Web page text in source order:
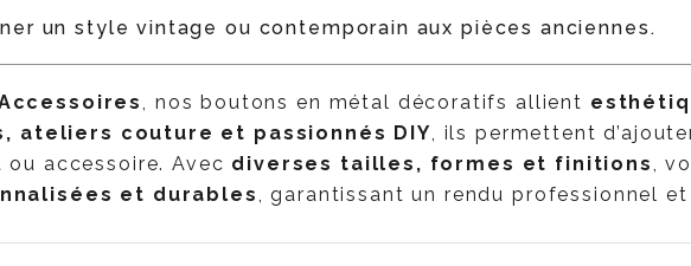
un style vintage ou contemporain aux pièces anciennes.
, nos boutons en métal décoratifs allient
ateliers couture et passionnés DIY, ils permettent
accessoire. Avec diverses tailles, formes et finitions,
et durables, garantissant un rendu professionnel